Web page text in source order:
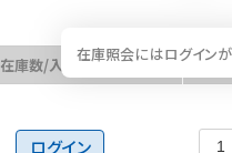
在庫数/入荷予定日
在庫照会にはログイン
数量
ログイン